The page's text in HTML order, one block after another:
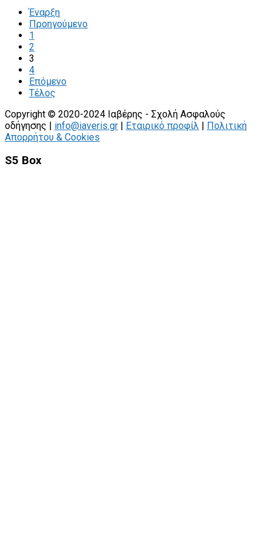
Έναρξη
Προηγούμενο
1
2
3
4
Επόμενο
Τέλος
Copyright © 2020-2024 Ιαβέρης - Σχολή Ασφαλούς
οδήγησης | info@iaveris.gr | Εταιρικό προφίλ | Πολιτική
Απορρήτου & Cookies
S5 Box